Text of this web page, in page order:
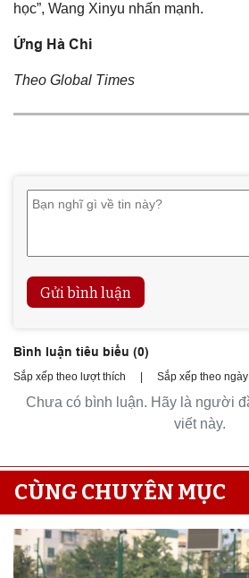
học”, Wang Xinyu nhấn mạnh.
Ứng Hà Chi
Theo Global Times
Gửi bình luận
Bình luận tiêu biểu (0)
Sắp xếp theo lượt thích | Sắp xếp theo ngày
Chưa có bình luận. Hãy là người
viết này.
CÙNG CHUYÊN MỤC